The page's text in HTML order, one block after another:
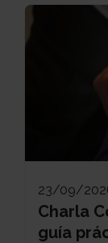
23/09/
Charla
guía